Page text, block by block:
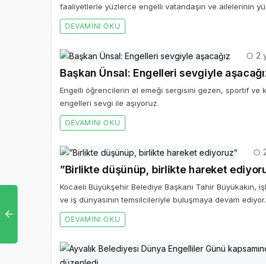
faaliyetlerle yüzlerce engelli vatandaşın ve ailelerinin
DEVAMINI OKU
2
Başkan Ünsal: Engelleri sevgiyle
Engelli öğrencilerin el emeği sergisini gezen, sportif ve
engelleri sevgi ile aşıyoruz.
DEVAMINI OKU
”Birlikte düşünüp, birlikte hareket
Kocaeli Büyükşehir Belediye Başkanı Tahir Büyükakın,
ve iş dünyasının temsilcileriyle buluşmaya devam ediyor.
DEVAMINI OKU